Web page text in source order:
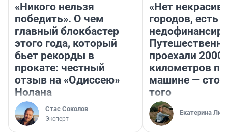
«Никого нельзя
победить». О чем
главный блокбастер
этого года, который
бьет рекорды в
прокате: честный
отзыв на «Одиссею»
Нолана
Стас Соколов
Эксперт
«Нет
городов, есть
проехали 2000
километров по
машине —
того
Екатерина